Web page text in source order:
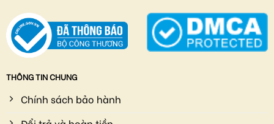
THÔNG TIN CHUNG
Chính sách bảo hành